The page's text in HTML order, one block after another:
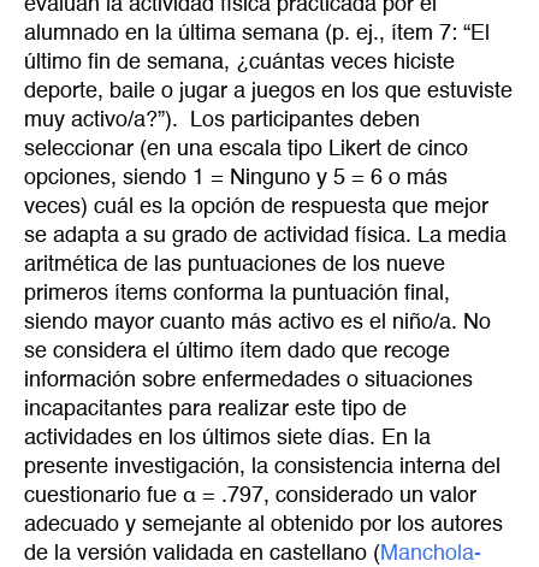
evalúan la actividad física practicada por el
alumnado en la última semana (p. ej., ítem 7: “El
último fin de semana, ¿cuántas veces hiciste
deporte, baile o jugar a juegos en los que estuviste
muy activo/a?”). Los participantes deben
seleccionar (en una escala tipo Likert de cinco
opciones, siendo 1 = Ninguno y 5 = 6 o más
veces) cuál es la opción de respuesta que mejor
se adapta a su grado de actividad física. La media
aritmética de las puntuaciones de los nueve
primeros ítems conforma la puntuación final,
siendo mayor cuanto más activo es el niño/a. No
se considera el último ítem dado que recoge
información sobre enfermedades o situaciones
incapacitantes para realizar este tipo de
actividades en los últimos siete días. En la
presente investigación, la consistencia interna del
cuestionario fue α = .797, considerado un valor
adecuado y semejante al obtenido por los autores
de la versión validada en castellano ( Manchola-